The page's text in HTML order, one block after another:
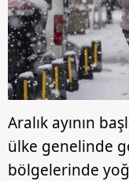
Aralık ayının
ülke genelinde
bölgelerinde